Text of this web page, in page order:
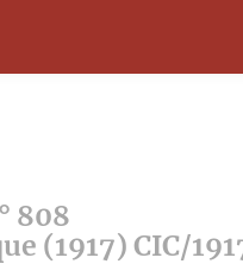
808
(1917) CIC/